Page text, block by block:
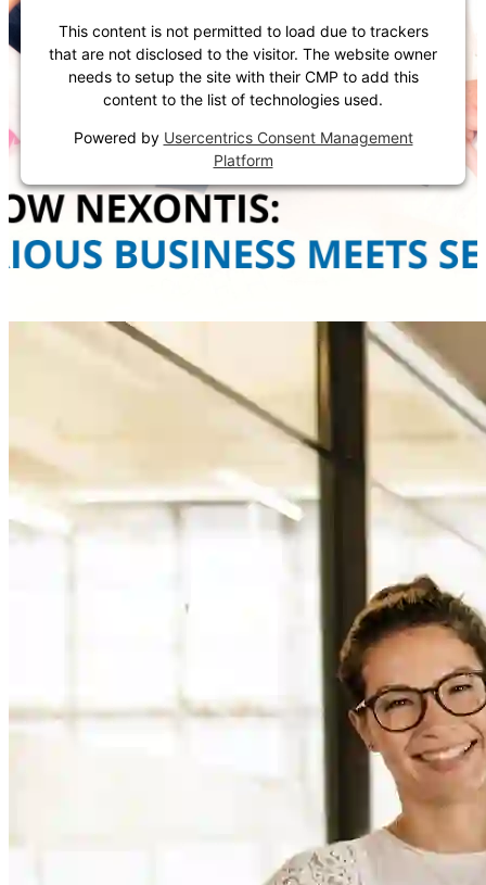
This content is not permitted to load due to trackers
that are not disclosed to the visitor. The website owner
needs to setup the site with their CMP to add this
content to the list of technologies used.
Powered by Usercentrics Consent Management
Platform